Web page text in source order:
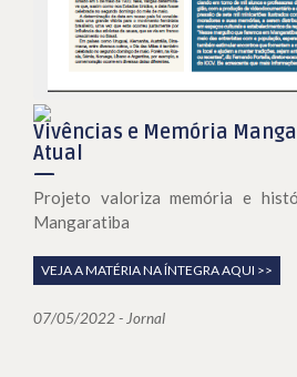
Vivências e Memória
Atual
Projeto valoriza memória e
Mangaratiba
VEJA A MATÉRIA NA ÍNTEGRA AQUI >>
07/05/2022 - Jornal